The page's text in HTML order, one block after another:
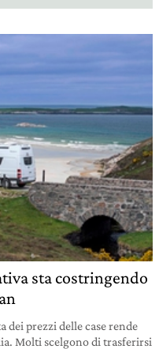
sta costringendo
dei prezzi delle case rende
Molti scelgono di trasferirsi